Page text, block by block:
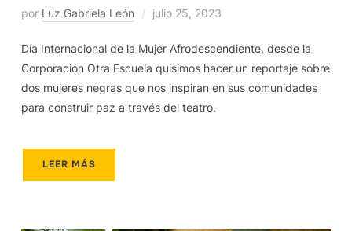
por Luz Gabriela León julio 25, 2023
Día Internacional de la Mujer Afrodescendiente, desde la
Corporación Otra Escuela quisimos hacer un reportaje sobre
dos mujeres negras que nos inspiran en sus comunidades
para construir paz a través del teatro.
LEER MÁS